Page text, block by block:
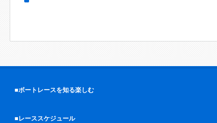
■ボートレースを知る楽しむ
■レーススケジュール